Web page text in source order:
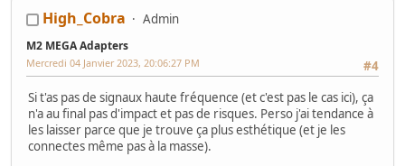
RaceCab Multi sur Initial D-Daytona 2 & Sega Rally 2 sur cab Scud
Mes WIP :Fast & Furious Super Bikes
Crisis 4 DX -Pole Position Upright
High_Cobra Admin
M2 MEGA Adapters
#4
Mercredi 04 Janvier 2023, 20:06:27 PM
Si t'as pas de signaux haute fréquence (et c'est pas le cas ici), ça
n'a au final pas d'impact et pas de risques. Perso j'ai tendance à
les laisser parce que je trouve ça plus esthétique (et je les
connectes même pas à la masse).